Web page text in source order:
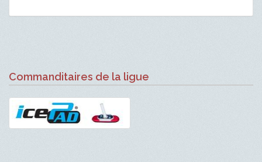
Commanditaires de la ligue